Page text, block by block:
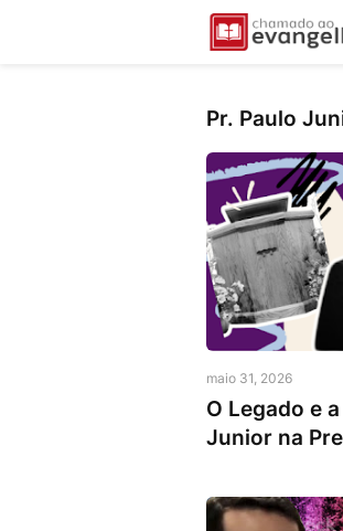
Pr. Paulo
maio 31, 2026
O Legado e
Junior na